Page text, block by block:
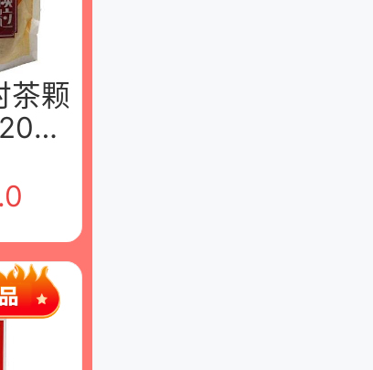
茶颗
袋